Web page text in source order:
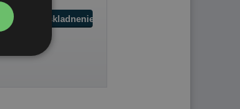
Sledovať naskladnenie